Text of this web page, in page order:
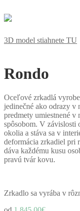
3D model stiahnete TU
Rondo
Oceľové zrkadlá
jedinečné ako odrazy v
predmety umiestnené v
spôsobom. V závislosti
okolia a stáva sa v
deformácia zrkadiel pri
dáva každému kusu
pravú tvár kovu.
Zrkadlo sa vyrába v